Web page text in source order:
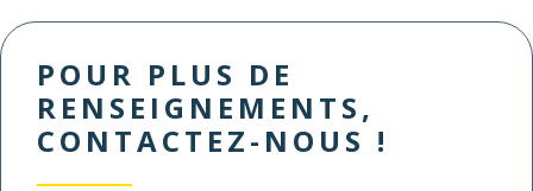
POUR PLUS DE
RENSEIGNEMENTS,
CONTACTEZ-NOUS !